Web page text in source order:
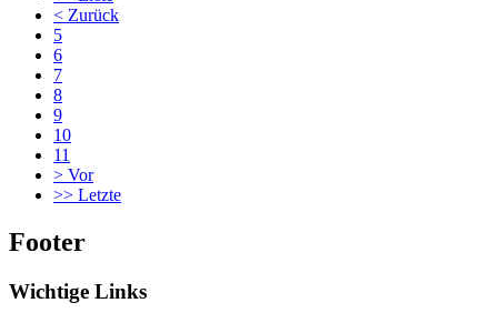
< Zurück
5
6
7
8
9
10
11
> Vor
>> Letzte
Footer
Wichtige Links